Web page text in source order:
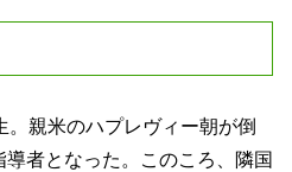
親米のハプレヴィー朝が倒
者となった。このころ、隣国